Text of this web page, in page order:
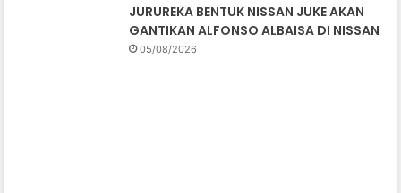
JURUREKA BENTUK NISSAN JUKE AKAN
GANTIKAN ALFONSO ALBAISA DI NISSAN
05/08/2026